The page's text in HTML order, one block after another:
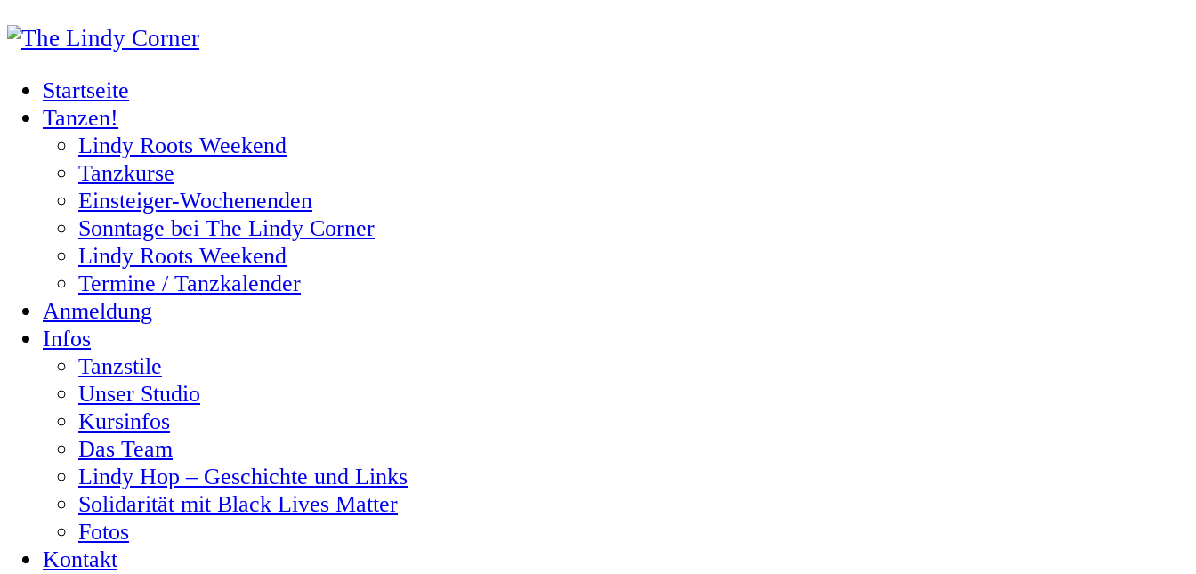
Startseite
Tanzen!
Lindy Roots Weekend
Tanzkurse
Einsteiger-Wochenenden
Sonntage bei The Lindy Corner
Lindy Roots Weekend
Termine / Tanzkalender
Anmeldung
Infos
Tanzstile
Unser Studio
Kursinfos
Das Team
Lindy Hop – Geschichte und Links
Solidarität mit Black Lives Matter
Fotos
Kontakt